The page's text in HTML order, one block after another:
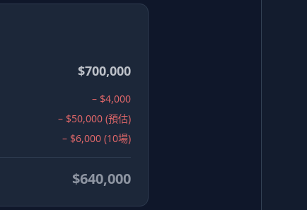
$700,000
– $4,000
– $50,000 (預估)
– $6,000 (10場)
$640,000